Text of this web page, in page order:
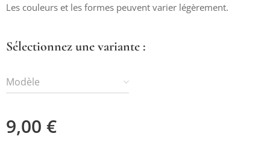
Les couleurs et les formes peuvent varier légèrement.
Sélectionnez une variante :
Modèle
9,00 €